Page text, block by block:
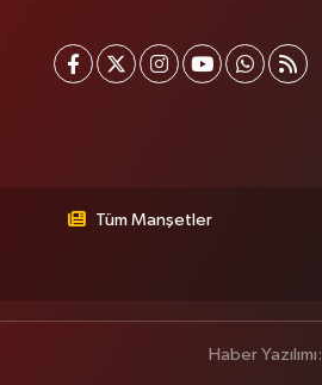
0 (216) 771 50 40 Yol Tarifi Al
0 (212) 813 75 49 Yol Tarifi Al
Tüm Manşetler
Haber Yazılımı: